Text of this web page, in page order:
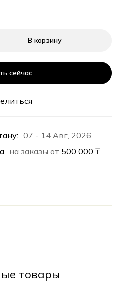
В корзину
сейчас
07 - 14 Авг, 2026
на заказы от 500 000 ₸
товары